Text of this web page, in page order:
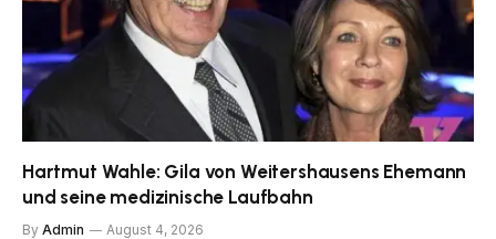
Hartmut Wahle: Gila von Weitershausens Ehemann
und seine medizinische Laufbahn
By Admin August 4, 2026